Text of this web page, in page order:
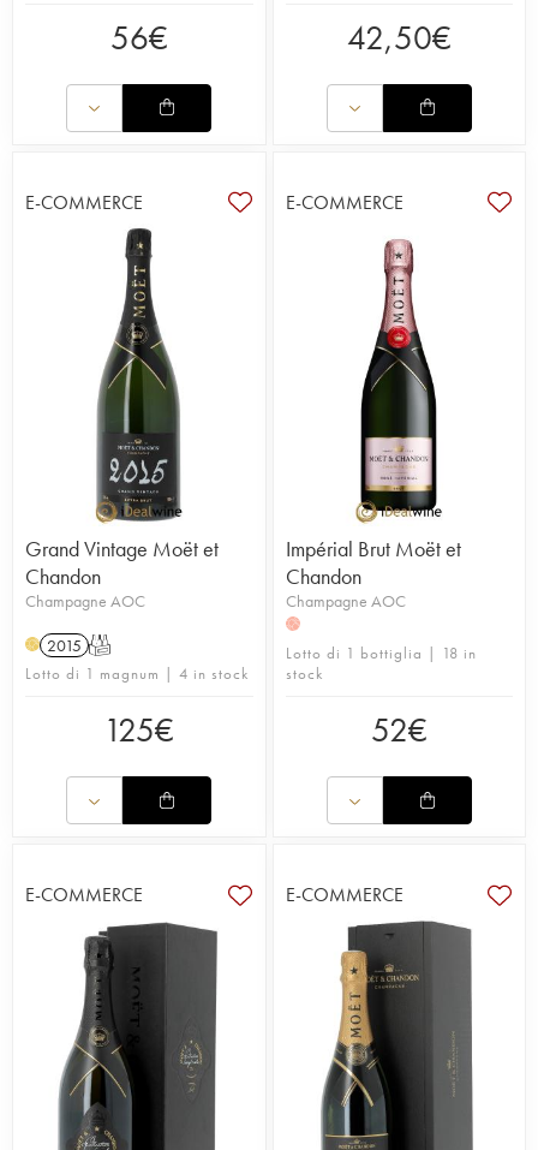
56€ 42,50€
E-COMMERCE
Grand Vintage Moët et
Chandon
Champagne AOC
H 2015 T
Lotto di 1 magnum | 4 in stock
125€
E-COMMERCE
Impérial Brut Moët et
Chandon
Champagne AOC
H
Lotto di 1 bottiglia | 18 in
stock
52€
E-COMMERCE E-COMMERCE